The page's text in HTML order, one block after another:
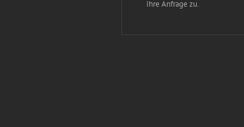
Ihre Anfrage zu.